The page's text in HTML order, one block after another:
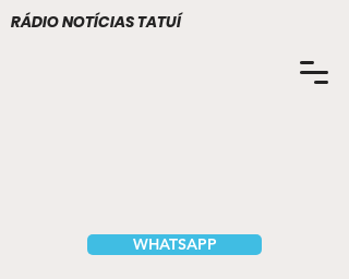
WHATSAPP
RÁDIO NOTÍCIAS TATUÍ